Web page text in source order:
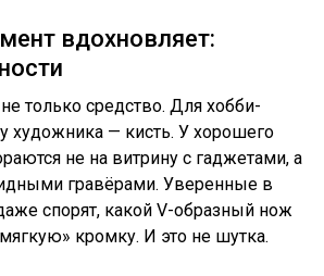
вдохновляет:
только средство. Для хобби-
художника — кисть. У хорошего
не на витрину с гаджетами, а
гравёрами. Уверенные в
спорят, какой V-образный нож
кромку. И это не шутка.